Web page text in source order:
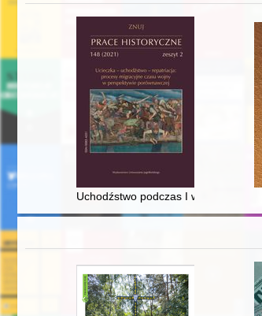
Uchodźstwo podczas I wojny